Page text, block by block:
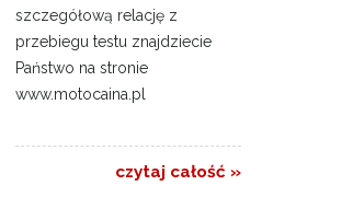
szczegółową relację z
przebiegu testu znajdziecie
Państwo na stronie
www.motocaina.pl
czytaj całość »